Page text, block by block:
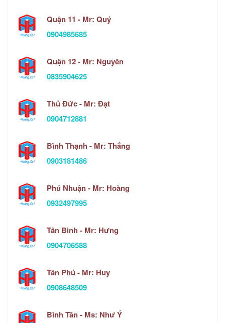
Quận 11 - Mr: Quý
0904985685
Quận 12 - Mr: Nguyên
0835904625
Thủ Đức - Mr: Đạt
0904712881
Bình Thạnh - Mr: Thắng
0903181486
Phú Nhuận - Mr: Hoàng
0932497995
Tân Bình - Mr: Hưng
0904706588
Tân Phú - Mr: Huy
0908648509
Bình Tân - Ms: Như Ý